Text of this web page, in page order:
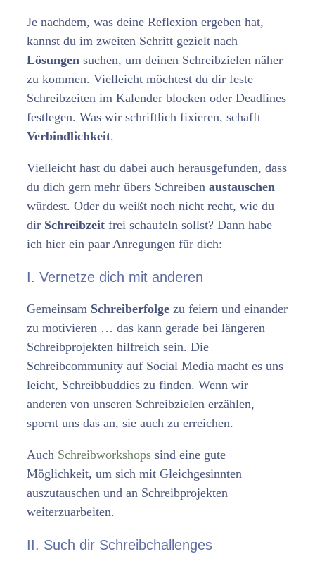
Je nachdem, was deine Reflexion ergeben hat,
kannst du im zweiten Schritt gezielt nach
Lösungen suchen, um deinen Schreibzielen näher
zu kommen. Vielleicht möchtest du dir feste
Schreibzeiten im Kalender blocken oder Deadlines
festlegen. Was wir schriftlich fixieren, schafft
Verbindlichkeit.
Vielleicht hast du dabei auch herausgefunden, dass
du dich gern mehr übers Schreiben austauschen
würdest. Oder du weißt noch nicht recht, wie du
dir Schreibzeit frei schaufeln sollst? Dann habe
ich hier ein paar Anregungen für dich:
I. Vernetze dich mit anderen
Gemeinsam Schreiberfolge zu feiern und einander
zu motivieren … das kann gerade bei längeren
Schreibprojekten hilfreich sein. Die
Schreibcommunity auf Social Media macht es uns
leicht, Schreibbuddies zu finden. Wenn wir
anderen von unseren Schreibzielen erzählen,
spornt uns das an, sie auch zu erreichen.
Auch Schreibworkshops sind eine gute
Möglichkeit, um sich mit Gleichgesinnten
auszutauschen und an Schreibprojekten
weiterzuarbeiten.
II. Such dir Schreibchallenges